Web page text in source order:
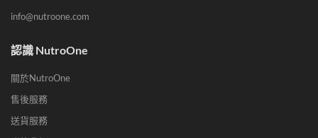
info@nutroone.com
認識 NutroOne
關於NutroOne
售後服務
送貨服務